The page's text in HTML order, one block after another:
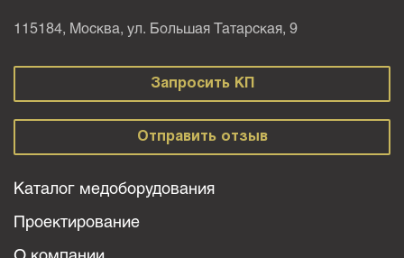
Каталог медоборудования
Проектирование
115184, Москва, ул. Большая Татарская, 9
Запросить КП
Отправить отзыв